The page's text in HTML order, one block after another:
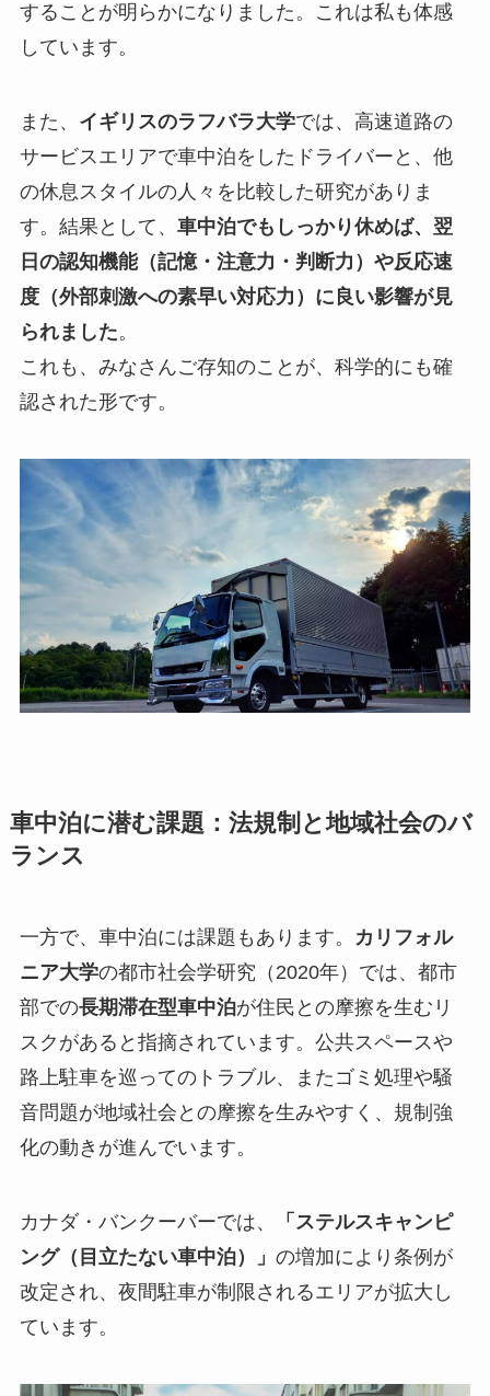
することが明らかになりました。これは私も体感
しています。
また、 イギリスのラフバラ大学では、高速道路の
サービスエリアで車中泊をしたドライバーと、他
の休息スタイルの人々を比較した研究がありま
す。結果として、 車中泊でもしっかり休めば、翌
日の認知機能（記憶・注意力・判断力）や反応速
度（外部刺激への素早い対応力）に良い影響が見
られました。
これも、みなさんご存知のことが、科学的にも確
認された形です。
車中泊に潜む課題：法規制と地域社会のバ
ランス
一方で、車中泊には課題もあります。
カリフォル
ニア大学の都市社会学研究（2020年）では、都市
部での長期滞在型車中泊が住民との摩擦を生むリ
スクがあると指摘されています。公共スペースや
路上駐車を巡ってのトラブル、またゴミ処理や騒
音問題が地域社会との摩擦を生みやすく、規制強
化の動きが進んでいます。
カナダ・バンクーバーでは、
「ステルスキャンピ
ング（目立たない車中泊）」 の増加により条例が
改定され、夜間駐車が制限されるエリアが拡大し
ています。